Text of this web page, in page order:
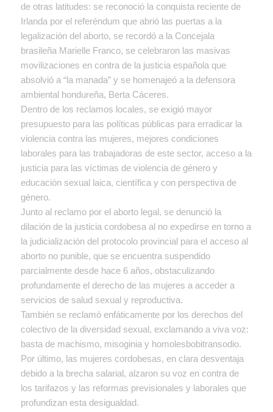
de otras latitudes: se reconoció la conquista reciente de
Irlanda por el referéndum que abrió las puertas a la
legalización del aborto, se recordó a la Concejala
brasileña Marielle Franco, se celebraron las masivas
movilizaciones en contra de la justicia española que
absolvió a “la manada” y se homenajeó a la defensora
ambiental hondureña, Berta Cáceres.
Dentro de los reclamos locales, se exigió mayor
presupuesto para las políticas públicas para erradicar la
violencia contra las mujeres, mejores condiciones
laborales para las trabajadoras de este sector, acceso a la
justicia para las víctimas de violencia de género y
educación sexual laica, científica y con perspectiva de
género.
Junto al reclamo por el aborto legal, se denunció la
dilación de la justicia cordobesa al no expedirse en torno a
la judicialización del protocolo provincial para el acceso al
aborto no punible, que se encuentra suspendido
parcialmente desde hace 6 años, obstaculizando
profundamente el derecho de las mujeres a acceder a
servicios de salud sexual y reproductiva.
También se reclamó enfáticamente por los derechos del
colectivo de la diversidad sexual, exclamando a viva voz:
basta de machismo, misoginia y homolesbobitransodio.
Por último, las mujeres cordobesas, en clara desventaja
debido a la brecha salarial, alzaron su voz en contra de
los tarifazos y las reformas previsionales y laborales que
profundizan esta desigualdad.